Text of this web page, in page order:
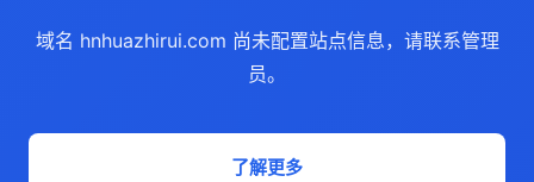
域名 hnhuazhirui.com 尚未配置站点信息，请联系管理
员。
了解更多